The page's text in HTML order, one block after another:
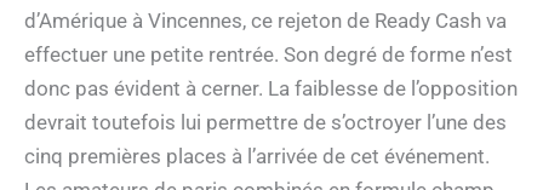
d’Amérique à Vincennes, ce rejeton de Ready Cash va
effectuer une petite rentrée. Son degré de forme n’est
donc pas évident à cerner. La faiblesse de l’opposition
devrait toutefois lui permettre de s’octroyer l’une des
cinq premières places à l’arrivée de cet événement.